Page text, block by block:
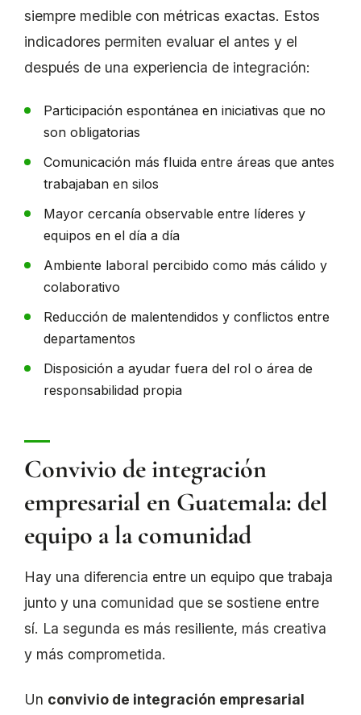
siempre medible con métricas exactas. Estos
indicadores permiten evaluar el antes y el
después de una experiencia de integración:
Participación espontánea en iniciativas que no
son obligatorias
Comunicación más fluida entre áreas que antes
trabajaban en silos
Mayor cercanía observable entre líderes y
equipos en el día a día
Ambiente laboral percibido como más cálido y
colaborativo
Reducción de malentendidos y conflictos entre
departamentos
Disposición a ayudar fuera del rol o área de
responsabilidad propia
Convivio de integración
empresarial en Guatemala: del
equipo a la comunidad
Hay una diferencia entre un equipo que trabaja
junto y una comunidad que se sostiene entre
sí. La segunda es más resiliente, más creativa
y más comprometida.
Un convivio de integración empresarial